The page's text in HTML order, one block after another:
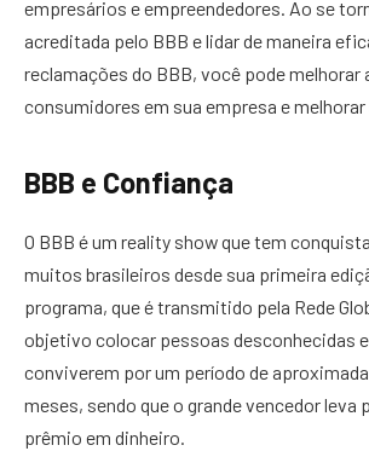
empresários e empreendedores. Ao se
acreditada pelo BBB e lidar de maneira
reclamações do BBB, você pode melhorar
consumidores em sua empresa e
BBB e Confiança
O BBB é um reality show que tem
muitos brasileiros desde sua primeira
programa, que é transmitido pela Rede
objetivo colocar pessoas desconhecidas
conviverem por um período de
meses, sendo que o grande vencedor leva
prêmio em dinheiro.